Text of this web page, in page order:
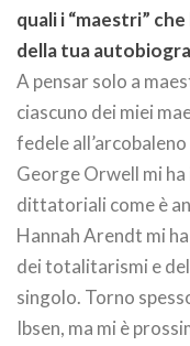
quali i “maestri”
della tua
A pensar solo a
ciascuno dei miei
fedele
George Orwell mi
dittatoriali come è
Hannah Arendt mi
dei totalitarismi e
singolo. Torno
Ibsen, ma mi è